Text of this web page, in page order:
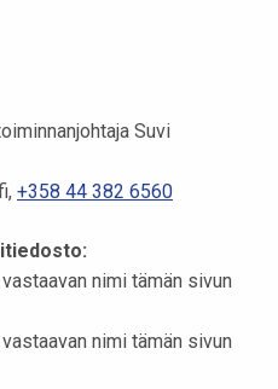
Suvi
+358 44 382 6560
nimi tämän sivun
nimi tämän sivun